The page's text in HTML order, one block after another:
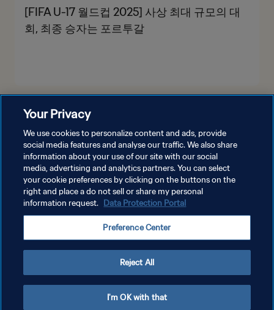
[FIFA U-17 월드컵 2025] 사상 최대 규모의 대
회, 최종 승자는 포르투갈
개인정보 보호정책
쿠키 기본 설정 관리
Copyright © 1994 - 2026 FIFA. All rights reserved.
Your Privacy
We use cookies to personalize content and ads, provide
social media features and analyse our traffic. We also share
information about your use of our site with our social
media, advertising and analytics partners. You can select
your cookie preferences by clicking on the buttons on the
right and place a do not sell or share my personal
information request. Data Protection Portal
Preference Center
Reject All
I'm OK with that